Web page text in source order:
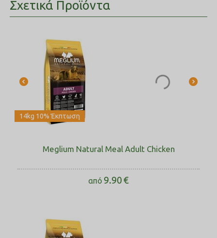
Σχετικά Προϊόντα
14kg 10% Έκπτωση
Meglium Natural Meal Adult Chicken
από 9.90€